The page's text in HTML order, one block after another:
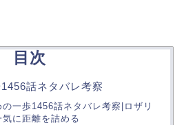
目次
話ネタバレ考察
の一歩1456話ネタバレ考察|ロザリ
気に距離を詰める